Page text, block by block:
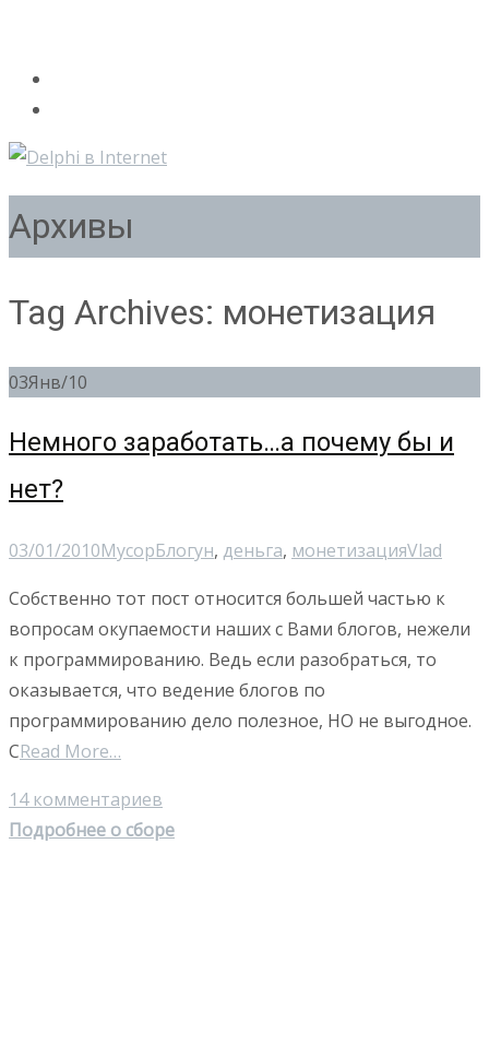
Архивы
Tag Archives: монетизация
03Янв/10
Немного заработать…а почему бы и
нет?
03/01/2010МусорБлогун, деньга, монетизацияVlad
Собственно тот пост относится большей частью к
вопросам окупаемости наших с Вами блогов, нежели
к программированию. Ведь если разобраться, то
оказывается, что ведение блогов по
программированию дело полезное, НО не выгодное.
СRead More…
14 комментариев
Подробнее о сборе